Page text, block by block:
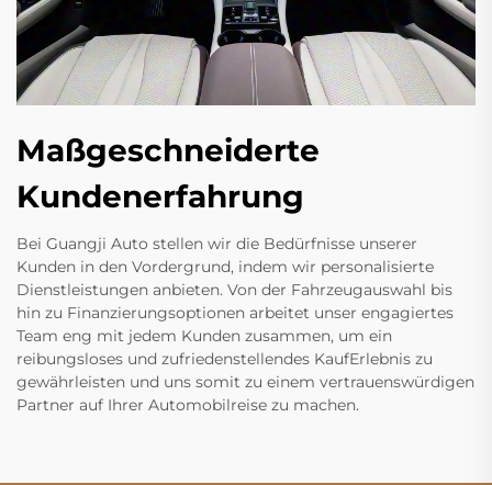
Maßgeschneiderte
Kundenerfahrung
Bei Guangji Auto stellen wir die Bedürfnisse unserer
Kunden in den Vordergrund, indem wir personalisierte
Dienstleistungen anbieten. Von der Fahrzeugauswahl bis
hin zu Finanzierungsoptionen arbeitet unser engagiertes
Team eng mit jedem Kunden zusammen, um ein
reibungsloses und zufriedenstellendes KaufErlebnis zu
gewährleisten und uns somit zu einem vertrauenswürdigen
Partner auf Ihrer Automobilreise zu machen.